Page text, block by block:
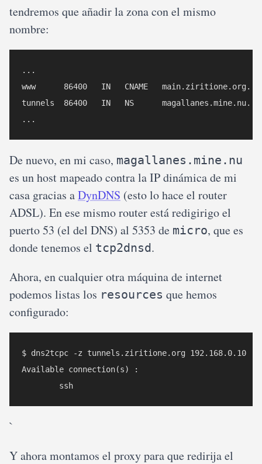
tendremos que añadir la zona con el mismo
nombre:
...
www      86400   IN   CNAME   main.ziritione.org.
tunnels  86400   IN   NS      magallanes.mine.nu.
De nuevo, en mi caso, magallanes.mine.nu
es un host mapeado contra la IP dinámica de mi
casa gracias aDynDNS (esto lo hace el router
ADSL). En ese mismo router está redigirigo el
puerto 53 (el del DNS) al 5353 de micro, que es
donde tenemos el tcp2dnsd.
Ahora, en cualquier otra máquina de internet
podemos listas los resources que hemos
configurado:
$ dns2tcpc -z tunnels.ziritione.org 192.168.0.10
Available connection(s) :
`
Y ahora montamos el proxy para que redirija el